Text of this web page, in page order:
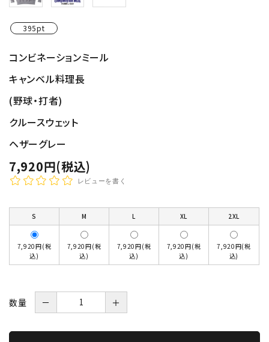
395pt
コンビネーションミール
キャンベル料理長
(野球・打者)
クルースウェット
ヘザーグレー
7,920円(税込)
レビューを書く
S M L XL 2XL
7,920円(税
込)
7,920円(税
込)
7,920円(税
込)
7,920円(税
込)
7,920円(税
込)
数量 － ＋